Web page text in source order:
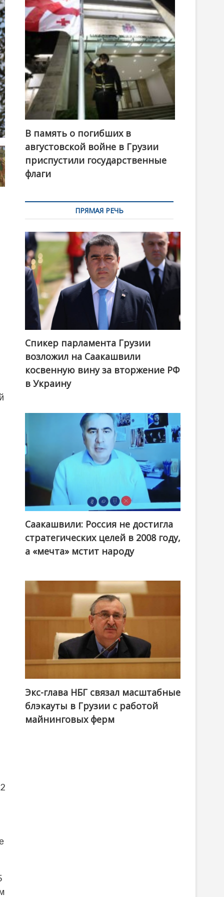
o
n
В память о погибших в
августовской войне в Грузии
приспустили государственные
флаги
ПРЯМАЯ РЕЧЬ
Спикер парламента Грузии
возложил на Саакашвили
косвенную вину за вторжение РФ
в Украину
Саакашвили: Россия не достигла
стратегических целей в 2008 году,
а «мечта» мстит народу
Экс-глава НБГ связал масштабные
блэкауты в Грузии с работой
майнинговых ферм